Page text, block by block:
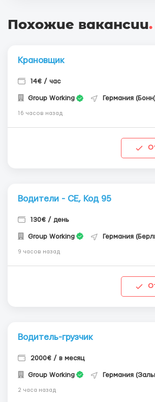
Похожие вакансии.
Крановщик
14€ / час
Group Working Германия
16 часов назад
Водители - СЕ, Код 95
130€ / день
Group Working Германия
9 часов назад
Водитель-грузчик
2000€ / в месяц
Group Working Германия
2 часа назад